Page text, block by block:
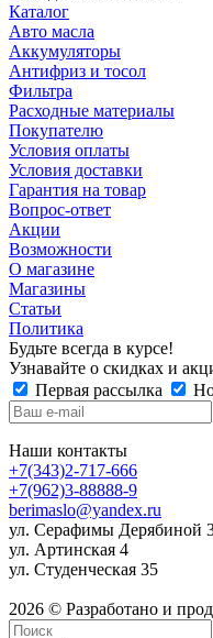
Каталог
Авто масла
Аккумуляторы
Антифриз и тосол
Фильтра
Расходные материалы
Покупателю
Условия оплаты
Условия доставки
Гарантия на товар
Вопрос-ответ
Акции
Возможности
О магазине
Магазины
Статьи
Политика
Будьте всегда в курсе!
Узнавайте о скидках и
Первая рассылка
Наши контакты
+7(343)2-717-666
+7(962)3-88888-9
berimaslo@yandex.ru
ул. Серафимы Дерябиной
ул. Артинская 4
ул. Студенческая 35
2026 © Разработано и